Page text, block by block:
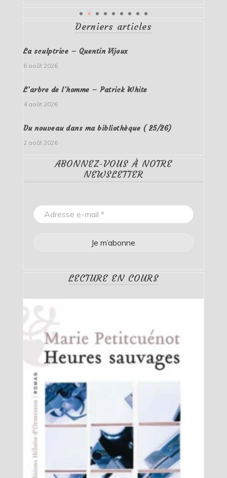
Derniers articles
La sculptrice – Quentin Vijoux
6 août 2026
L’arbre de l’homme – Patrick White
4 août 2026
Du nouveau dans ma bibliothèque ( 25/26)
2 août 2026
ABONNEZ-VOUS À NOTRE
NEWSLETTER
LECTURE EN COURS